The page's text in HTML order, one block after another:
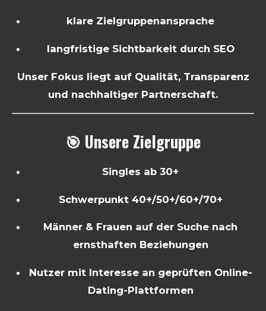
klare Zielgruppenansprache
langfristige Sichtbarkeit durch SEO
Unser Fokus liegt auf Qualität, Transparenz
und nachhaltiger Partnerschaft.
🎯 Unsere Zielgruppe
Singles ab 30+
Schwerpunkt 40+/50+/60+/70+
Männer & Frauen auf der Suche nach
ernsthaften Beziehungen
Nutzer mit Interesse an geprüften Online-
Dating-Plattformen